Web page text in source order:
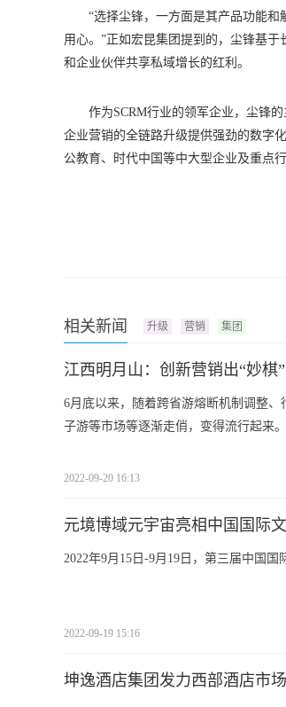
“选择尘锋，一方面是其产品功能
用心。”正如宏昆集团提到的，尘锋基
和企业伙伴共享私域增长的红利。
作为SCRM行业的领军企业，尘锋
企业营销的全链路升级提供强劲的数字
公教育、时代中国等中大型企业及重点
相关新闻 升级 营销 集团
江西明月山：创新营销出“妙棋”
6月底以来，随着跨省游熔断机制调整
子游等市场等逐渐走俏，变得流行起来。
2022-09-20 16:13
元境博域元宇宙亮相中国国际
2022年9月15日-9月19日，第三届中国
2022-09-19 15:16
坤逸酒店集团发力西部酒店市场